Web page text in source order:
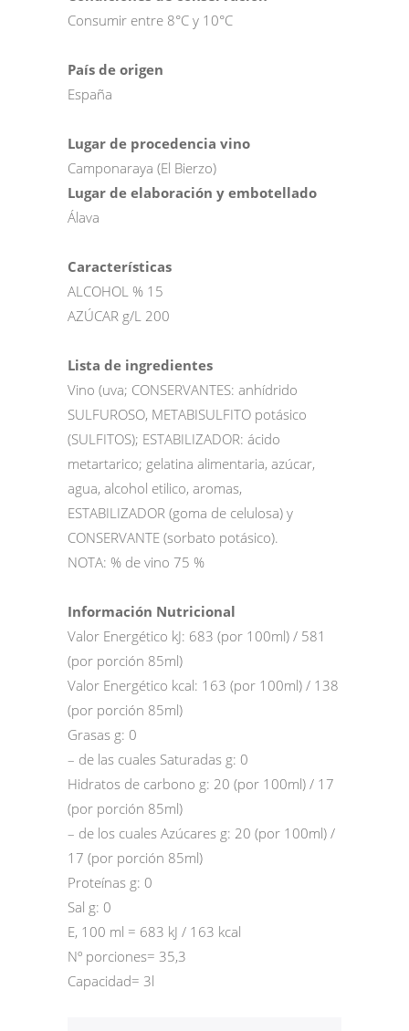
Consumir entre 8°C y 10°C
País de origen
España
Lugar de procedencia vino
Camponaraya (El Bierzo)
Lugar de elaboración y embotellado
Álava
Características
ALCOHOL % 15
AZÚCAR g/L 200
Lista de ingredientes
Vino (uva; CONSERVANTES: anhídrido
SULFUROSO, METABISULFITO potásico
(SULFITOS); ESTABILIZADOR: ácido
metartarico; gelatina alimentaria, azúcar,
agua, alcohol etilico, aromas,
ESTABILIZADOR (goma de celulosa) y
CONSERVANTE (sorbato potásico).
NOTA: % de vino 75 %
Información Nutricional
Valor Energético kJ: 683 (por 100ml) / 581
(por porción 85ml)
Valor Energético kcal: 163 (por 100ml) / 138
(por porción 85ml)
Grasas g: 0
– de las cuales Saturadas g: 0
Hidratos de carbono g: 20 (por 100ml) / 17
(por porción 85ml)
– de los cuales Azúcares g: 20 (por 100ml) /
17 (por porción 85ml)
Proteínas g: 0
Sal g: 0
E, 100 ml = 683 kJ / 163 kcal
Nº porciones= 35,3
Capacidad= 3l